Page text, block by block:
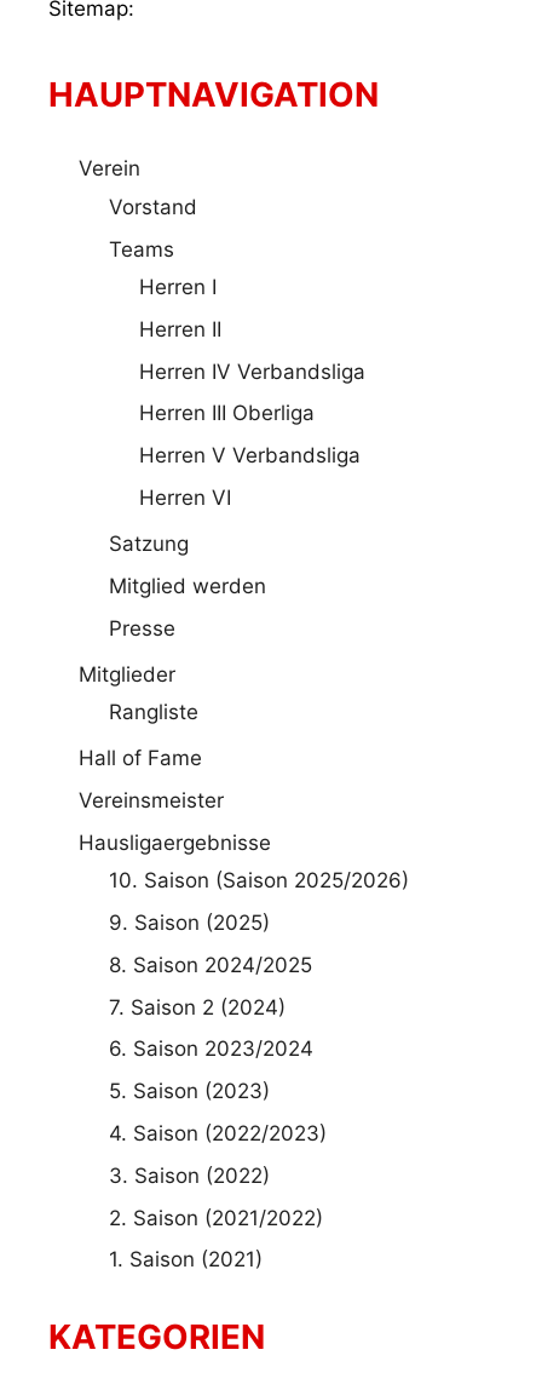
Sitemap:
HAUPTNAVIGATION
Verein
Vorstand
Teams
Herren I
Herren II
Herren IV Verbandsliga
Herren III Oberliga
Herren V Verbandsliga
Herren VI
Satzung
Mitglied werden
Presse
Mitglieder
Rangliste
Hall of Fame
Vereinsmeister
Hausligaergebnisse
10. Saison (Saison 2025/2026)
9. Saison (2025)
8. Saison 2024/2025
7. Saison 2 (2024)
6. Saison 2023/2024
5. Saison (2023)
4. Saison (2022/2023)
3. Saison (2022)
2. Saison (2021/2022)
1. Saison (2021)
KATEGORIEN